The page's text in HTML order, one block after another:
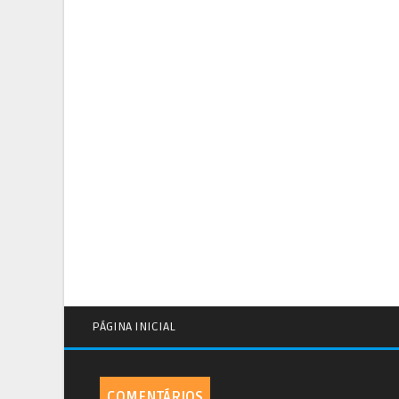
PÁGINA INICIAL